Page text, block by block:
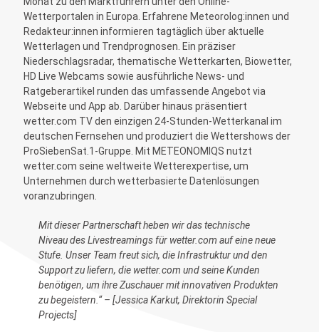
Wetterportalen in Europa. Erfahrene Meteorolog:innen und
Redakteur:innen informieren tagtäglich über aktuelle
Wetterlagen und Trendprognosen. Ein präziser
Niederschlagsradar, thematische Wetterkarten, Biowetter,
HD Live Webcams sowie ausführliche News- und
Ratgeberartikel runden das umfassende Angebot via
Webseite und App ab. Darüber hinaus präsentiert
wetter.com TV den einzigen 24-Stunden-Wetterkanal im
deutschen Fernsehen und produziert die Wettershows der
ProSiebenSat.1-Gruppe. Mit METEONOMIQS nutzt
wetter.com seine weltweite Wetterexpertise, um
Unternehmen durch wetterbasierte Datenlösungen
voranzubringen.
Mit dieser Partnerschaft heben wir das technische
Niveau des Livestreamings für wetter.com auf eine neue
Stufe. Unser Team freut sich, die Infrastruktur und den
Support zu liefern, die wetter.com und seine Kunden
benötigen, um ihre Zuschauer mit innovativen Produkten
zu begeistern.“ – [Jessica Karkut, Direktorin Special
Projects]